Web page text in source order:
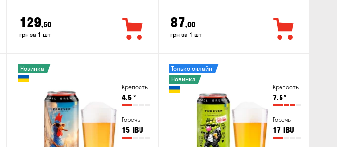
129,50
грн за 1 шт
87,00
грн за 1 шт
Крепость
4.5°
Горечь
15 IBU
Новинка
Крепость
7.5°
Горечь
17 IBU
Только онлайн
Новинка